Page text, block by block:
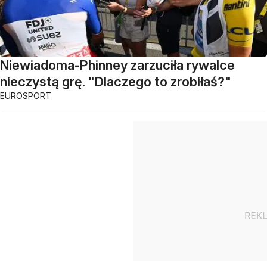
Niewiadoma-Phinney zarzuciła rywalce
nieczystą grę. "Dlaczego to zrobiłaś?"
EUROSPORT